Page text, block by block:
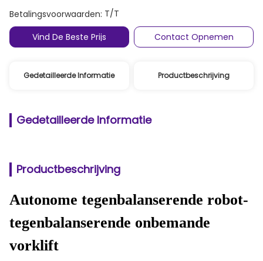
Betalingsvoorwaarden: T/T
Vind De Beste Prijs
Contact Opnemen
Gedetailleerde Informatie Productbeschrijving
Gedetailleerde Informatie
Productbeschrijving
Autonome tegenbalanserende robot-
tegenbalanserende onbemande
vorklift